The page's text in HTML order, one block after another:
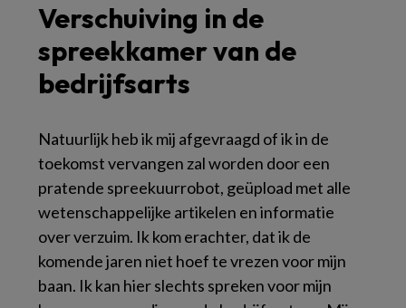
Verschuiving in de
spreekkamer van de
bedrijfsarts
Natuurlijk heb ik mij afgevraagd of ik in de
toekomst vervangen zal worden door een
pratende spreekuurrobot, geüpload met alle
wetenschappelijke artikelen en informatie
over verzuim. Ik kom erachter, dat ik de
komende jaren niet hoef te vrezen voor mijn
baan. Ik kan hier slechts spreken voor mijn